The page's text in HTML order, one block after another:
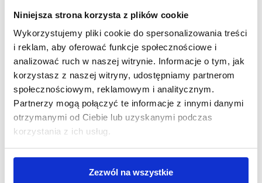
Niniejsza strona korzysta z plików cookie
Wykorzystujemy pliki cookie do spersonalizowania treści
i reklam, aby oferować funkcje społecznościowe i
analizować ruch w naszej witrynie. Informacje o tym, jak
korzystasz z naszej witryny, udostępniamy partnerom
społecznościowym, reklamowym i analitycznym.
Partnerzy mogą połączyć te informacje z innymi danymi
otrzymanymi od Ciebie lub uzyskanymi podczas
korzystania z ich usług.
Zezwól na wszystkie
doświadczać, a potem wspominać niesamowite
wycieczki i śmieszne przygody. Starałyśmy się
organizować przynajmniej jedną wycieczkę w
miesiącu. Odwiedziłam wiele miejsc – San Francisco,
Los Angeles, Seattle, Tahoe, Las Vegas, Wielki Kanion,
Kanion Antylopy, Yosemite, Disneyland, Nowy Orlean,
Miami, Key West, Disney World, Chicago, Nowy Jork i
Waszyngton. Pomimo tego zostało tak wiele tych, do
których chciałabym jeszcze pojechać! Urzekła mnie
się wziąć udział w nagraniu The Ellen DeGeneres
Show i odcinka The Big Bang Theory! Zwiedziłam